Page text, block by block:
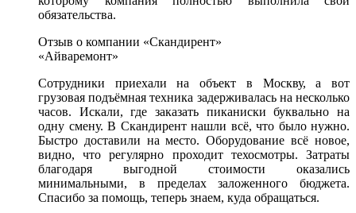
обязательства.
Отзыв о компании «Скандирент»
«Айваремонт»
Сотрудники приехали на объект в Москву, а вот
грузовая подъёмная техника задерживалась на несколько
часов. Искали, где заказать пиканиски буквально на
одну смену. В Скандирент нашли всё, что было нужно.
Быстро доставили на место. Оборудование всё новое,
видно, что регулярно проходит техосмотры. Затраты
благодаря выгодной стоимости оказались
минимальными, в пределах заложенного бюджета.
Спасибо за помощь, теперь знаем, куда обращаться.